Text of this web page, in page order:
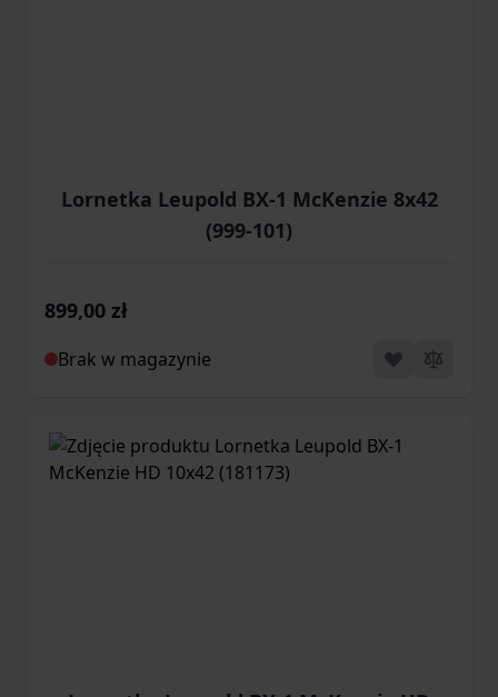
Lornetka Leupold BX-1 McKenzie 8x42
(999-101)
899,00 zł
Brak w magazynie